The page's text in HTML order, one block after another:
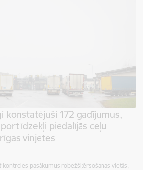
konstatējuši 172 gadījumus,
piedalījās ceļu
vinjetes
kontroles pasākumus robežšķērsošanas vietās,